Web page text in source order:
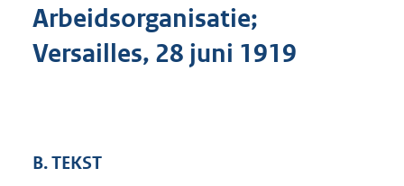
o
t
Arbeidsorganisatie;
Versailles, 28 juni 1919
B. TEKST